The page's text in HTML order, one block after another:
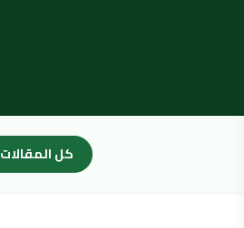
كل المقالات